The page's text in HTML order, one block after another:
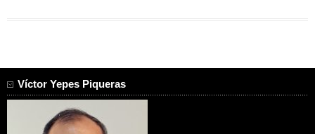
Víctor Yepes Piqueras